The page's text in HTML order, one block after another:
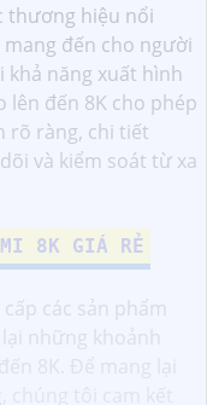
thương hiệu nổi
đến cho người
năng xuất hình
đến 8K cho phép
rõ ràng, chi tiết
và kiểm soát từ xa
8K GIÁ RẺ
các sản phẩm
những khoảnh